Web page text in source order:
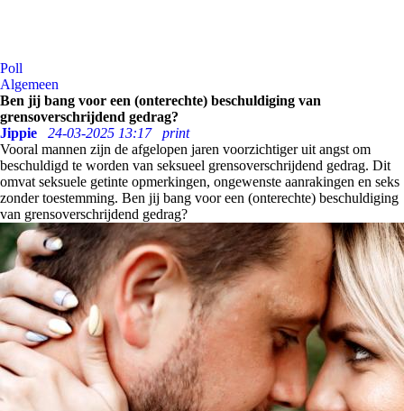
Poll
Algemeen
Ben jij bang voor een (onterechte) beschuldiging van
grensoverschrijdend gedrag?
Jippie
24-03-2025 13:17
print
Vooral mannen zijn de afgelopen jaren voorzichtiger uit angst om
beschuldigd te worden van seksueel grensoverschrijdend gedrag. Dit
omvat seksuele getinte opmerkingen, ongewenste aanrakingen en seks
zonder toestemming. Ben jij bang voor een (onterechte) beschuldiging
van grensoverschrijdend gedrag?